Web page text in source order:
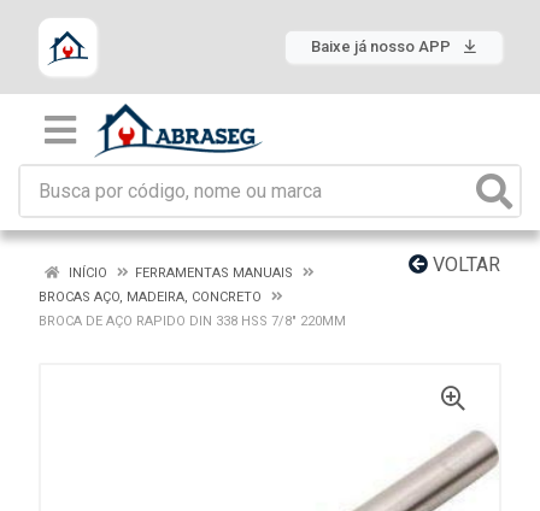
Baixe já nosso APP
VOLTAR
INÍCIO
FERRAMENTAS MANUAIS
BROCAS AÇO, MADEIRA, CONCRETO
BROCA DE AÇO RAPIDO DIN 338 HSS 7/8" 220MM